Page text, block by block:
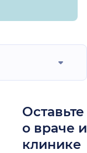
о враче
клинике